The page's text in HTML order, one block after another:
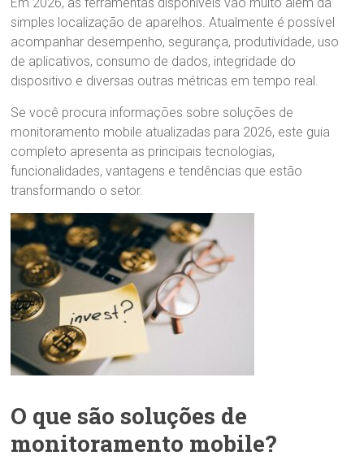
simples localização de aparelhos. Atualmente é possível
acompanhar desempenho, segurança, produtividade, uso
de aplicativos, consumo de dados, integridade do
dispositivo e diversas outras métricas em tempo real.
Se você procura informações sobre soluções de
monitoramento mobile atualizadas para 2026, este guia
completo apresenta as principais tecnologias,
funcionalidades, vantagens e tendências que estão
transformando o setor.
O que são soluções de
monitoramento mobile?